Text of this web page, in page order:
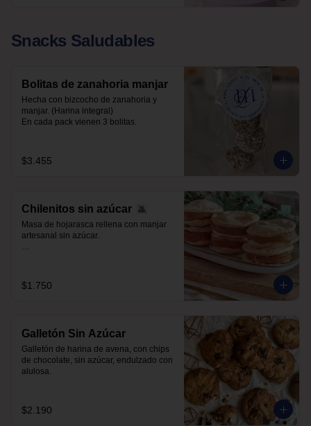
Snacks Saludables
Bolitas de zanahoria manjar
Hecha con bizcocho de zanahoria y
manjar. (Harina integral)
En cada pack vienen 3 bolitas.
$3.455
Chilenitos sin azúcar
Masa de hojarasca rellena con manjar
artesanal sin azúcar.
$1.750
Galletón Sin Azúcar
Galletón de harina de avena, con chips
de chocolate, sin azúcar, endulzado con
alulosa.
$2.190